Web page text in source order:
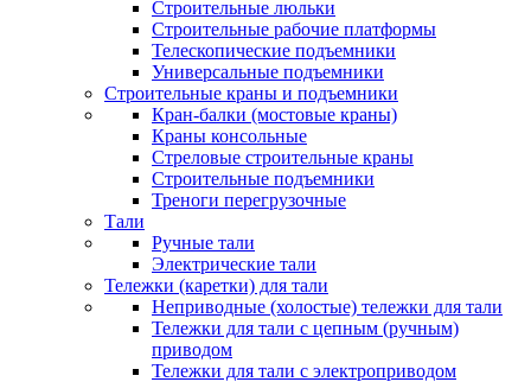
Строительные люльки
Строительные рабочие платформы
Телескопические подъемники
Универсальные подъемники
Строительные краны и подъемники
Кран-балки (мостовые краны)
Краны консольные
Стреловые строительные краны
Строительные подъемники
Треноги перегрузочные
Тали
Ручные тали
Электрические тали
Тележки (каретки) для тали
Неприводные (холостые) тележки для тали
Тележки для тали с цепным (ручным)
приводом
Тележки для тали с электроприводом